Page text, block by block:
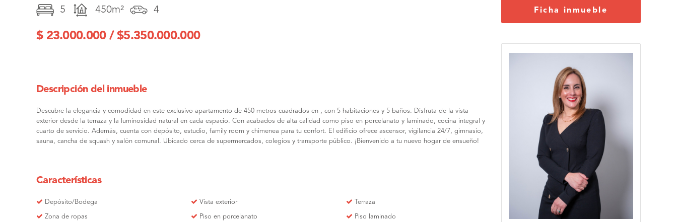
5 450m² 4
$ 23.000.000 / $5.350.000.000
Descripción del inmueble
Descubre la elegancia y comodidad en este exclusivo apartamento de 450 metros cuadrados en , con 5 habitaciones y 5 baños. Disfruta de la vista
exterior desde la terraza y la luminosidad natural en cada espacio. Con acabados de alta calidad como piso en porcelanato y laminado, cocina integral y
cuarto de servicio. Además, cuenta con depósito, estudio, family room y chimenea para tu confort. El edificio ofrece ascensor, vigilancia 24/7, gimnasio,
sauna, cancha de squash y salón comunal. Ubicado cerca de supermercados, colegios y transporte público. ¡Bienvenido a tu nuevo hogar de ensueño!
Características
Depósito/Bodega Vista exterior Terraza
Zona de ropas Piso en porcelanato Piso laminado
Ficha inmueble